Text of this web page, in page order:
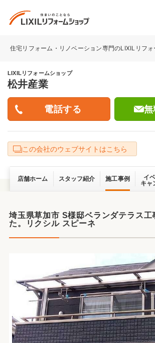
住宅リフォーム・リノベーション専門のLIXILリフ
LIXILリフォームショップ
松井産業
無
この会社のウェブサイトはこちら
店舗ホーム スタッフ紹介 施工事例
イ
キャ
埼玉県草加市 S様邸ベランダテラス工
た。リクシル スピーネ